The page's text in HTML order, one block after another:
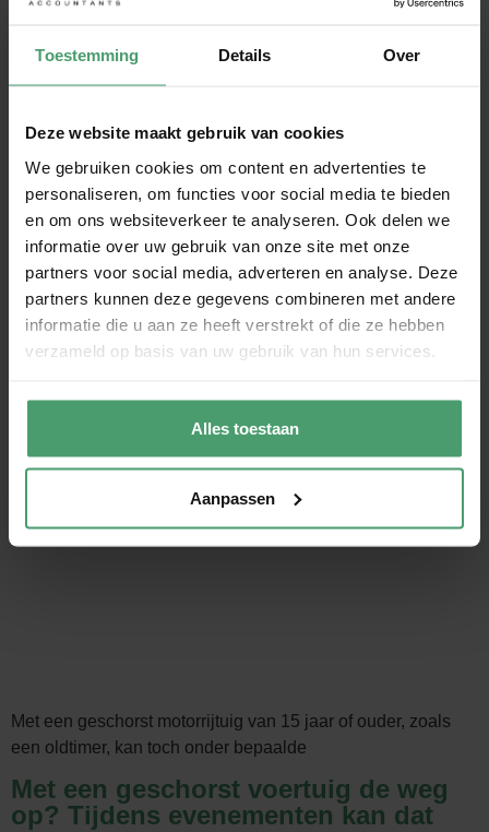
Toestemming Details Over
Deze website maakt gebruik van cookies
We gebruiken cookies om content en advertenties te
personaliseren, om functies voor social media te bieden
en om ons websiteverkeer te analyseren. Ook delen we
informatie over uw gebruik van onze site met onze
partners voor social media, adverteren en analyse. Deze
partners kunnen deze gegevens combineren met andere
informatie die u aan ze heeft verstrekt of die ze hebben
verzameld op basis van uw gebruik van hun services.
Alles toestaan
Aanpassen
Heb je twee auto’s en gebruik je ze afwisselend per
seizoen? Dan kun je besparen op de motorrijtuigenbelasting
(mrb) door telkens de niet-gebruikte auto te schorsen. Maar
let op: een foutje in de administratie kan je duur komen te
Met een geschorst voertuig de weg
op? Tijdens evenementen kan dat
Met een geschorst motorrijtuig van 15 jaar of ouder, zoals
een oldtimer, kan toch onder bepaalde
Met een geschorst voertuig de weg
op? Tijdens evenementen kan dat